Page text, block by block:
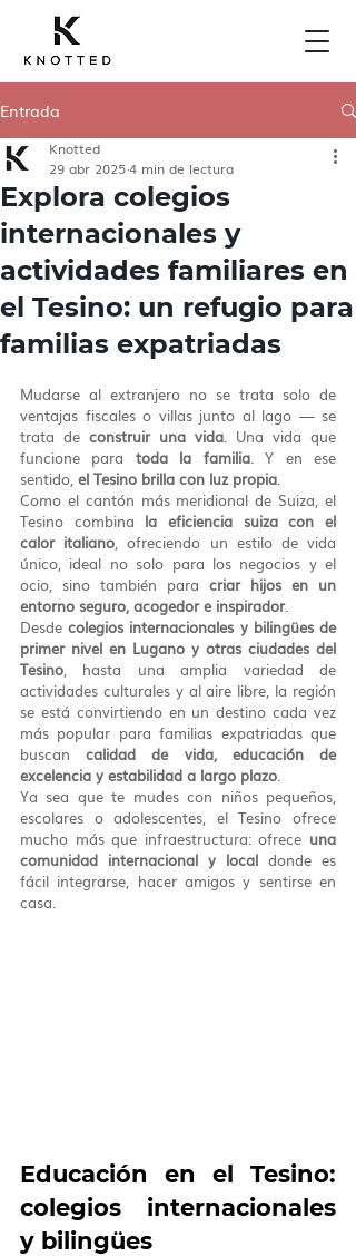
Entrada
Explora colegios
internacionales y
actividades familiares en
el Tesino: un refugio para
familias expatriadas
Knotted
29 abr 20254 min de lectura
Mudarse al extranjero no se trata solo de
ventajas fiscales o villas junto al lago — se
trata de construir una vida. Una vida que
funcione para toda la familia. Y en ese
sentido, el Tesino brilla con luz propia.
Como el cantón más meridional de Suiza, el
Tesino combina la eficiencia suiza con el
calor italiano, ofreciendo un estilo de vida
único, ideal no solo para los negocios y el
ocio, sino también para criar hijos en un
entorno seguro, acogedor e inspirador.
Desde colegios internacionales y bilingües de
primer nivel en Lugano y otras ciudades del
Tesino, hasta una amplia variedad de
actividades culturales y al aire libre, la región
se está convirtiendo en un destino cada vez
más popular para familias expatriadas que
buscan calidad de vida, educación de
excelencia y estabilidad a largo plazo.
Ya sea que te mudes con niños pequeños,
escolares o adolescentes, el Tesino ofrece
mucho más que infraestructura: ofrece una
comunidad internacional y local donde es
fácil integrarse, hacer amigos y sentirse en
casa.
Educación en el Tesino:
colegios internacionales
y bilingües